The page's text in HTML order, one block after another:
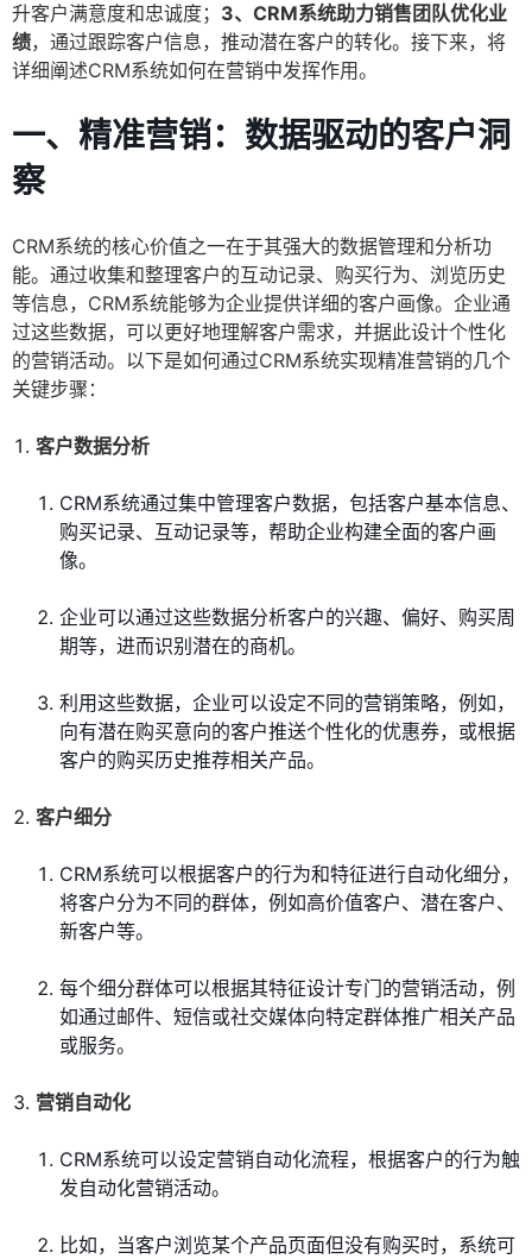
升客户满意度和忠诚度； 3、CRM系统助力销售团队优化业
绩，通过跟踪客户信息，推动潜在客户的转化。接下来，将
详细阐述CRM系统如何在营销中发挥作用。
一、精准营销：数据驱动的客户洞
察
CRM系统的核心价值之一在于其强大的数据管理和分析功
能。通过收集和整理客户的互动记录、购买行为、浏览历史
等信息，CRM系统能够为企业提供详细的客户画像。企业通
过这些数据，可以更好地理解客户需求，并据此设计个性化
的营销活动。以下是如何通过CRM系统实现精准营销的几个
关键步骤：
客户数据分析
CRM系统通过集中管理客户数据，包括客户基本信息、
购买记录、互动记录等，帮助企业构建全面的客户画
像。
企业可以通过这些数据分析客户的兴趣、偏好、购买周
期等，进而识别潜在的商机。
利用这些数据，企业可以设定不同的营销策略，例如，
向有潜在购买意向的客户推送个性化的优惠券，或根据
客户的购买历史推荐相关产品。
客户细分
CRM系统可以根据客户的行为和特征进行自动化细分，
将客户分为不同的群体，例如高价值客户、潜在客户、
新客户等。
每个细分群体可以根据其特征设计专门的营销活动，例
如通过邮件、短信或社交媒体向特定群体推广相关产品
或服务。
营销自动化
CRM系统可以设定营销自动化流程，根据客户的行为触
发自动化营销活动。
比如，当客户浏览某个产品页面但没有购买时，系统可